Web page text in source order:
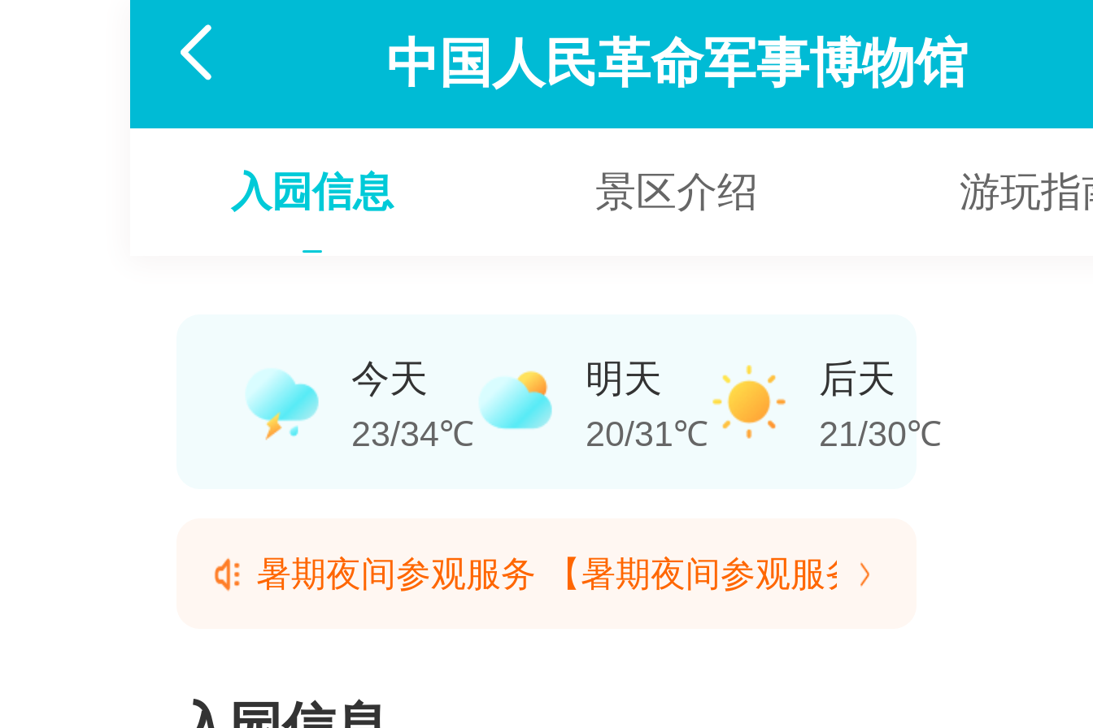
 中国人民革命军事博物馆
入园信息 景区介绍 游玩指
今天
23/34℃
明天
20/31℃
后天
21/30℃
暑期夜间参观服务 【暑期夜间参观服务】中国人民革